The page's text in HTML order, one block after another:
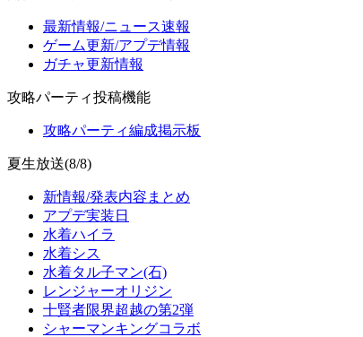
最新情報/ニュース速報
ゲーム更新/アプデ情報
ガチャ更新情報
攻略パーティ投稿機能
攻略パーティ編成掲示板
夏生放送(8/8)
新情報/発表内容まとめ
アプデ実装日
水着ハイラ
水着シス
水着タル子マン(石)
レンジャーオリジン
十賢者限界超越の第2弾
シャーマンキングコラボ